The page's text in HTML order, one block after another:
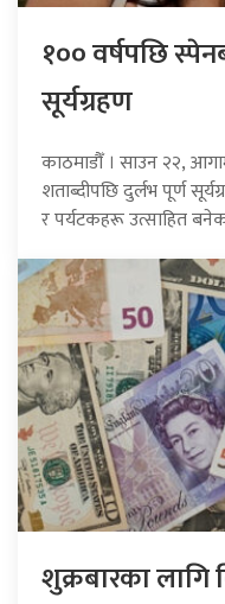
१०० वर्षपछि
सूर्यग्रहण
काठमाडौँ । साउन २२,
शताब्दीपछि दुर्लभ पूर्ण
र पर्यटकहरू उत्साहित
शुक्रबारका लागि